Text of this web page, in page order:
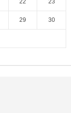
29 30